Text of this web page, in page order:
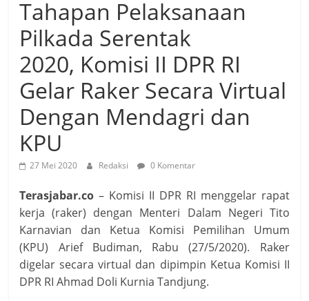
Tahapan Pelaksanaan
Pilkada Serentak
2020, Komisi II DPR RI
Gelar Raker Secara Virtual
Dengan Mendagri dan
KPU
27 Mei 2020 Redaksi 0 Komentar
Terasjabar.co – Komisi II DPR RI menggelar rapat
kerja (raker) dengan Menteri Dalam Negeri Tito
Karnavian dan Ketua Komisi Pemilihan Umum
(KPU) Arief Budiman, Rabu (27/5/2020). Raker
digelar secara virtual dan dipimpin Ketua Komisi II
DPR RI Ahmad Doli Kurnia Tandjung.